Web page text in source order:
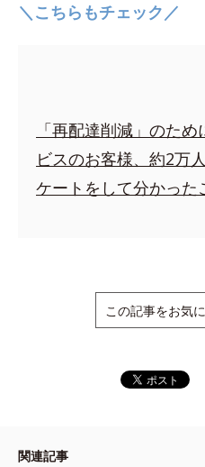
＼こちらもチェック／
「再配達削減」のた
ビスのお客様、約2万
ケートをして分かった
この記事をお気
関連記事